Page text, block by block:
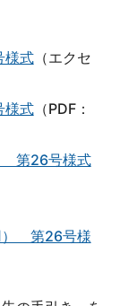
様式（エクセ
様式（PDF：
第26号様式
） 第26号様